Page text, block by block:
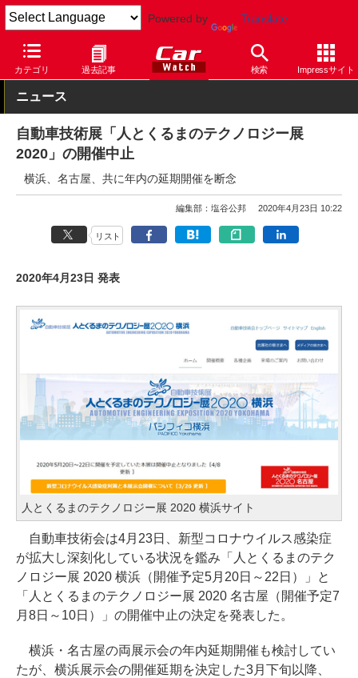
Powered by Translate
カテゴリ 過去記事 検索 Impressサイト
Car Watch イベント 人とくるまのテクノロジー展
ニュース
自動車技術展「人とくるまのテクノロジー展
2020」の開催中止
横浜、名古屋、共に年内の延期開催を断念
編集部：塩谷公邦 2020年4月23日 10:22
リスト
2020年4月23日 発表
人とくるまのテクノロジー展 2020 横浜サイト
自動車技術会は4月23日、新型コロナウイルス感染症
が拡大し深刻化している状況を鑑み「人とくるまのテク
ノロジー展 2020 横浜（開催予定5月20日～22日）」と
「人とくるまのテクノロジー展 2020 名古屋（開催予定7
月8日～10日）」の開催中止の決定を発表した。
横浜・名古屋の両展示会の年内延期開催も検討してい
たが、横浜展示会の開催延期を決定した3月下旬以降、